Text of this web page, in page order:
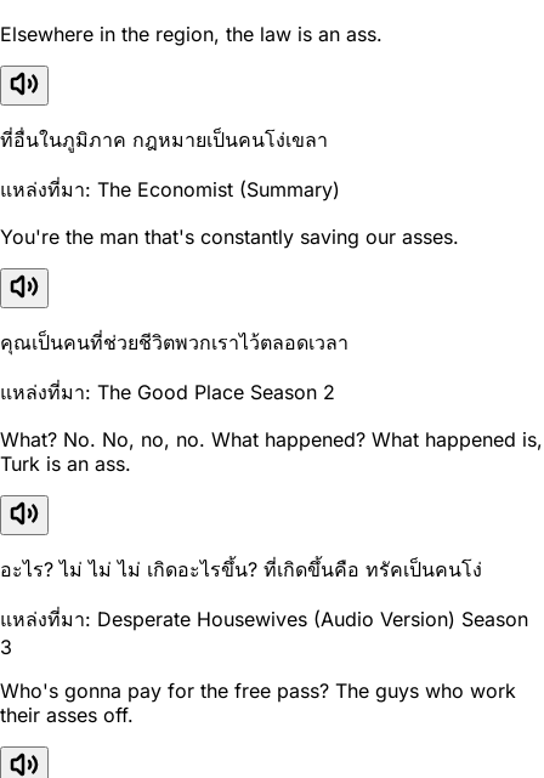
Elsewhere in the region, the law is an ass.
ที่อื่นในภูมิภาค กฎหมายเป็นคนโง่เขลา
แหล่งที่มา: The Economist (Summary)
You're the man that's constantly saving our asses.
คุณเป็นคนที่ช่วยชีวิตพวกเราไว้ตลอดเวลา
แหล่งที่มา: The Good Place Season 2
What? No. No, no, no. What happened? What happened is,
Turk is an ass.
อะไร? ไม่ ไม่ ไม่ เกิดอะไรขึ้น? ที่เกิดขึ้นคือ ทรัคเป็นคนโง่
แหล่งที่มา: Desperate Housewives (Audio Version) Season
3
Who's gonna pay for the free pass? The guys who work
their asses off.